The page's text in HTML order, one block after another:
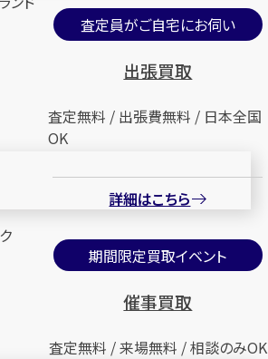
査定員がご自宅にお伺い
出張買取
査定無料 / 出張費無料 / 日本全国
OK
詳細はこちら
期間限定買取イベント
催事買取
査定無料 / 来場無料 / 相談のみOK